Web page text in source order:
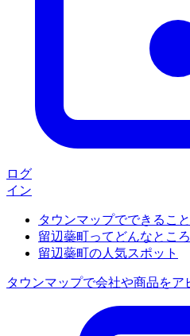
ログ
イン
タウンマップでできること
留辺蘂町ってどんなとこ
留辺蘂町の人気スポット
タウンマップで会社や商品をア